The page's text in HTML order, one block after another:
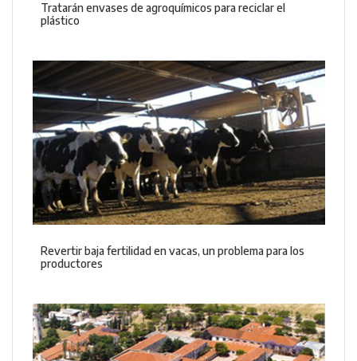
Tratarán envases de agroquímicos para reciclar el
plástico
Revertir baja fertilidad en vacas, un problema para los
productores